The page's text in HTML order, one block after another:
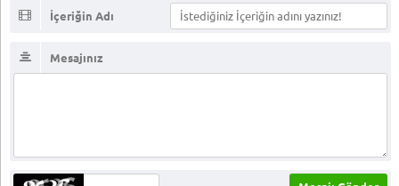
İçeriğin Adı
Mesajınız